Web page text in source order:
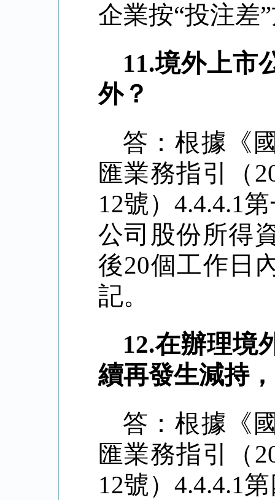
企業按“投注差
11.境外上市
外？
答：根據《
匯業務指引（
12號）4.4.4.1
公司股份所得
後20個工作日
記。
12.在辦理境
續再發生減持
答：根據《
匯業務指引（
12號） 4.4.4.1